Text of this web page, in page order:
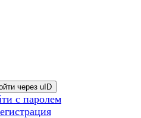
через uID
с паролем